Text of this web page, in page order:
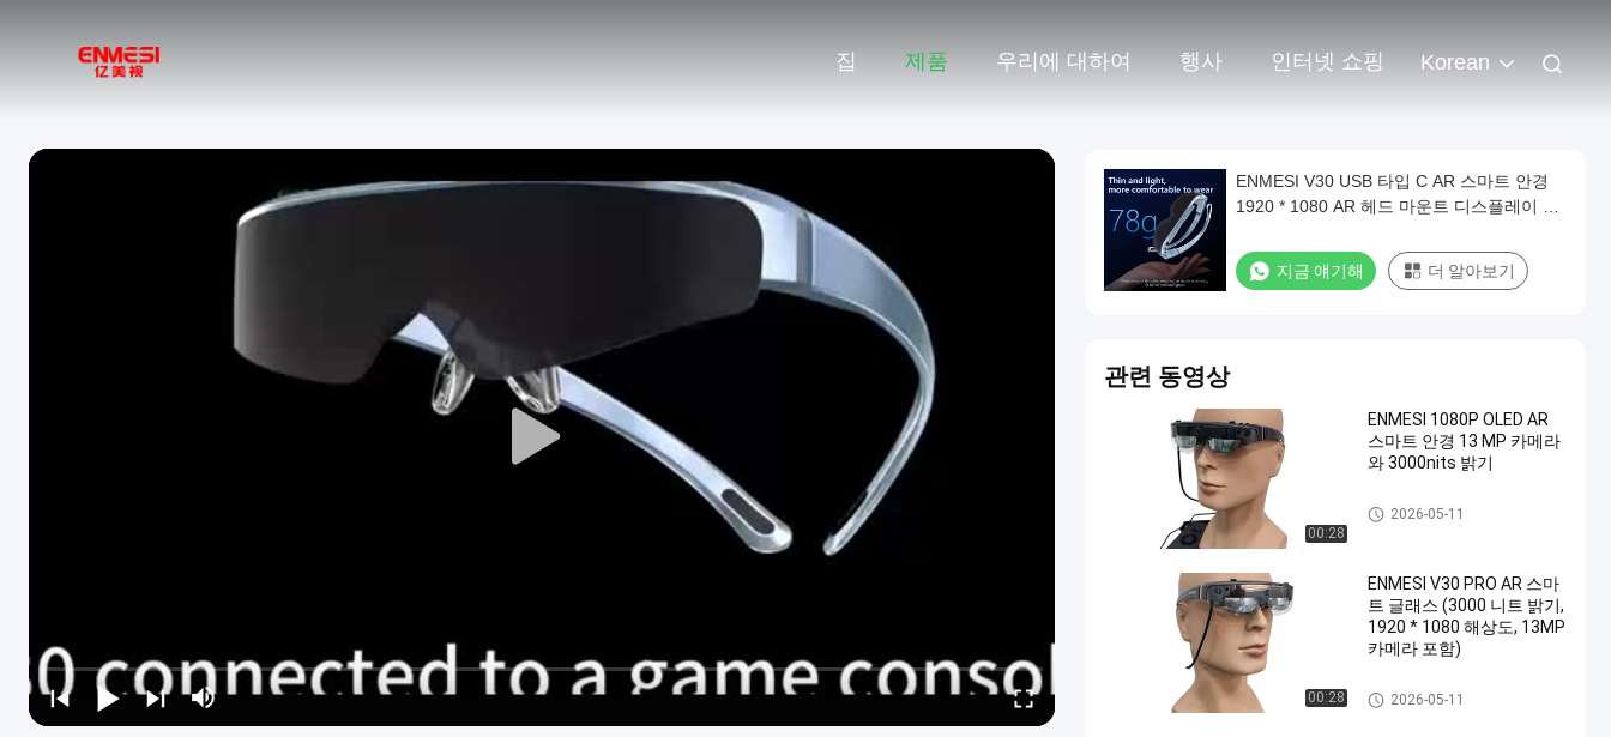
집 제품 우리에 대하여 행사 인터넷 쇼핑 Korean
ENMESI V30 USB 타입 C AR 스마트 안경
1920 * 1080 AR 헤드 마운트 디스플레이 다
지금 얘기해 더 알아보기
관련 동영상
00:28
ENMESI 1080P OLED AR
스마트 안경 13 MP 카메라
와 3000nits 밝기
AR 스마트 안경
2026-05-11
00:28
ENMESI V30 PRO AR 스마
트 글래스 (3000 니트 밝기,
1920 * 1080 해상도, 13MP
카메라 포함)
AR 스마트 안경
2026-05-11